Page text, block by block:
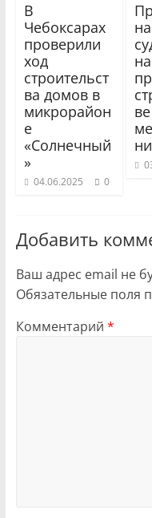
В
Чебоксарах
проверили
ход
строительст
ва домов в
микрорайон
е
«Солнечный
»
04.06.2025 0
ве
Добавить
Ваш адрес email не
Обязательные поля
Комментарий *